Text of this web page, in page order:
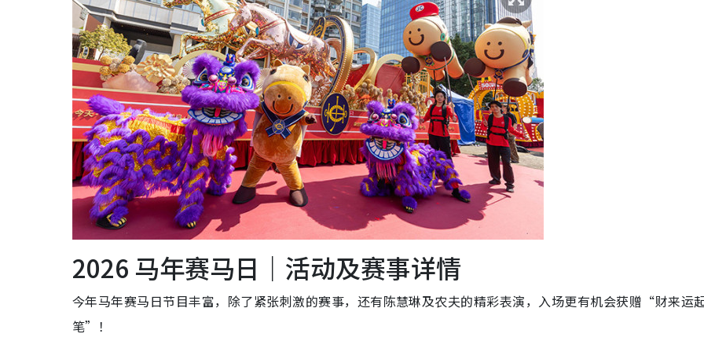
2026 马年赛马日｜活动及赛事详情
今年马年赛马日节目丰富，除了紧张刺激的赛事，还有陈慧琳及农夫的精彩表演，入场更有机会获赠“财来运
笔”！